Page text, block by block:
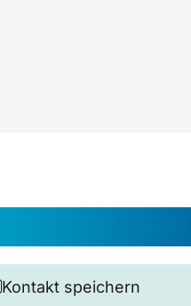
Kontakt speichern